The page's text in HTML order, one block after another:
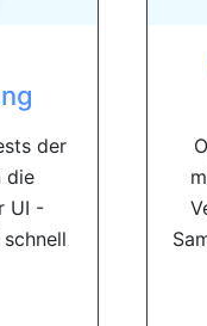
der
die
UI -